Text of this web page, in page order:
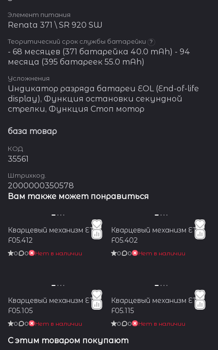
Элемент питания
Renata 371 \ SR 920 SW
Теоритический срок службы батарейки ?
- 68 месяцев (371 батарейка 40.0 mAh) - 94
месяца (395 батареек 55.0 mAh)
Усложнения
Индикатор разряда батареи EOL (End-of-life
display), Функция остановки секундной
стрелки, Функция Стоп мотор
база товар
КОД
35561
Штрихкод.
2000000350578
Вам также может понравиться
Кварцевый механизм ETA
F05.412
0 0 Нет в наличии
Кварцевый механизм ETA
F05.402
0 0 Нет в наличии
Кварцевый механизм ETA
F05.105
0 0 Нет в наличии
Кварцевый механизм ETA
F05.115
0 0 Нет в наличии
С этим товаром покупают